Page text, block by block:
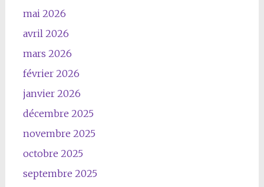
mai 2026
avril 2026
mars 2026
février 2026
janvier 2026
décembre 2025
novembre 2025
octobre 2025
septembre 2025